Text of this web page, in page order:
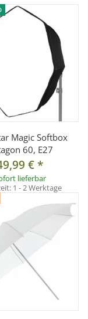
Magic Softbox
60, E27
€*
lieferbar
1 - 2 Werktage